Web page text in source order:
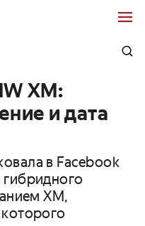
XM:
и дата
в Facebook
XM,